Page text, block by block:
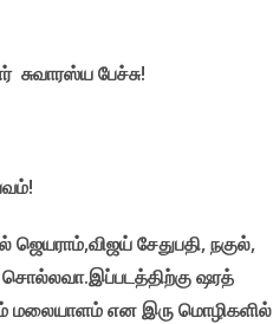
பேச்சு!
சேதுபதி, நகுல்,
சொல்லவா.இப்படத்திற்கு ஷரத்
மலையாளம் என இரு மொழிகளில்